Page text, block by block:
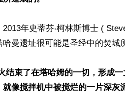
年史蒂芬‧柯林斯博士 (
曼遗址很可能是圣经中的焚城
结束了在塔哈姆的一切，形成
像搅拌机中被搅烂的一片深灰